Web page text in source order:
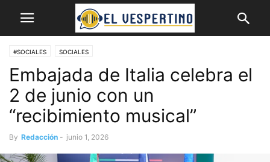
#SOCIALES SOCIALES
Embajada de Italia celebra el
2 de junio con un
“recibimiento musical”
By Redacción - junio 1, 2026